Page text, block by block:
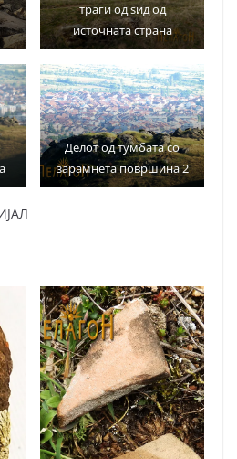
траги од ѕид од
источната страна
Делот од тумбата со
зарамнета површина 2